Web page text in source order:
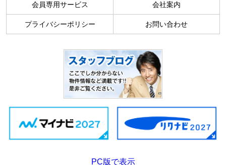
会員専用サービス 会社案内
プライバシーポリシー お問い合わせ
PC版で表示